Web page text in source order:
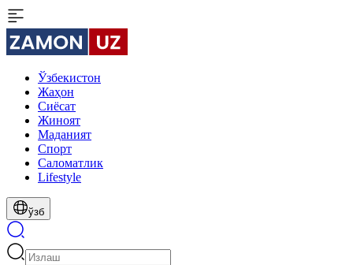
Ўзбекистон
Жаҳон
Сиёсат
Жиноят
Маданият
Спорт
Cаломатлик
Lifestyle
ўзб